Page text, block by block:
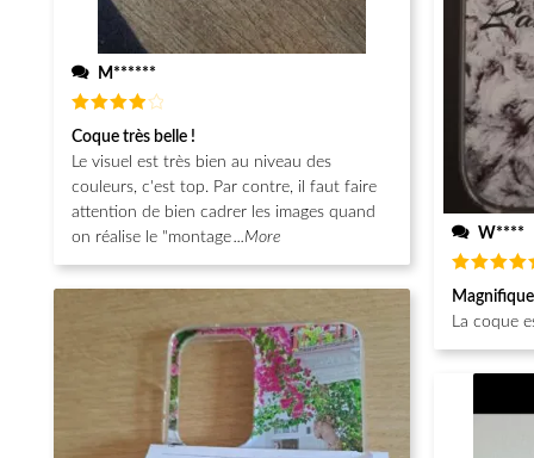
M******
Note
sur 5
Coque très belle !
Le visuel est très bien au niveau des
couleurs, c'est top. Par contre, il faut faire
attention de bien cadrer les images quand
on réalise le "montage...More W****
Note5
sur 5
Magnifique
La coque